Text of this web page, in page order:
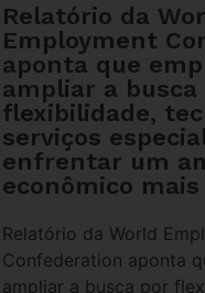
Relatório da
Employment
aponta que
ampliar a busca
flexibilidade,
serviços
enfrentar um
econômico
Relatório da World
Confederation aponta
ampliar a busca por